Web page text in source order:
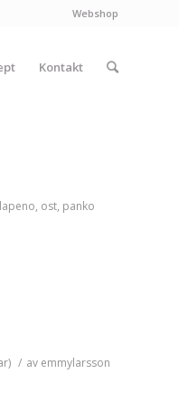
Webshop
Kontakt
, ost, panko
/ av emmylarsson